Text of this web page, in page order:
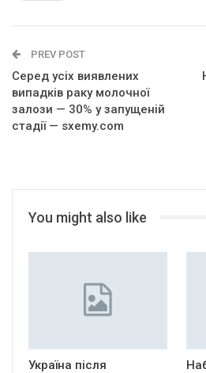
PREV POST
Серед усіх виявлених
випадків раку молочної
залози — 30% у запущеній
стадії — sxemy.com
You might also like
Україна після